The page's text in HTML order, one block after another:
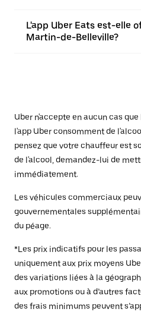
L'app Uber Eats est-elle
Martin-de-Belleville?
Uber n'accepte en aucun cas
l'app Uber consomment de
pensez que votre chauffeur est
de l'alcool, demandez-lui de
immédiatement.
Les véhicules commerciaux
gouvernementales
du péage.
*Les prix indicatifs pour les
uniquement aux prix moyens
des variations liées à la
aux promotions ou à d’autres
des frais minimums peuvent